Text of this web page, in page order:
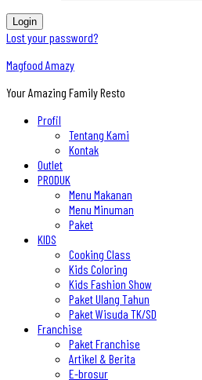
Login
Lost your password?
Magfood Amazy
Your Amazing Family Resto
Profil
Tentang Kami
Kontak
Outlet
PRODUK
Menu Makanan
Menu Minuman
Paket
KIDS
Cooking Class
Kids Coloring
Kids Fashion Show
Paket Ulang Tahun
Paket Wisuda TK/SD
Franchise
Paket Franchise
Artikel & Berita
E-brosur